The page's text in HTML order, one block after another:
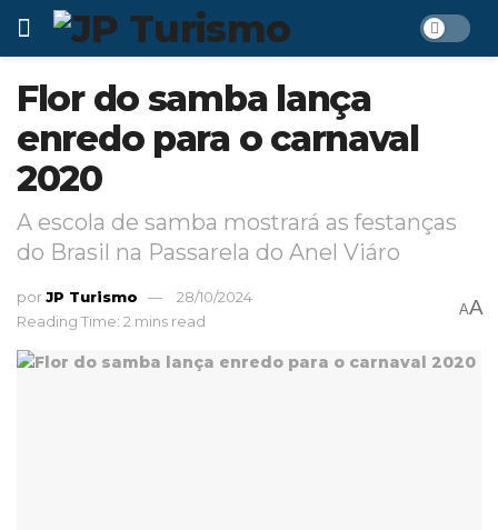
Flor do samba lança
enredo para o carnaval
2020
A escola de samba mostrará as festanças
do Brasil na Passarela do Anel Viáro
porJP Turismo
28/10/2024
Reading Time: 2 mins read
AA